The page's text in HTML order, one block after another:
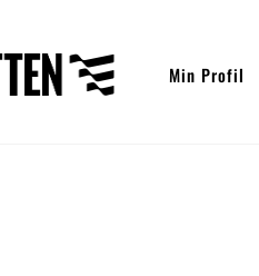
Min Profil